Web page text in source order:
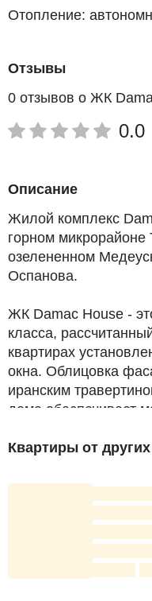
Отопление:
Отзывы
0 отзывов о ЖК
0.0
Описание
Жилой комплекс
горном
озелененном
Оспанова.
ЖК Damac House -
класса,
квартирах
окна. Облицовка
иранским
дома обеспечивает
территории с
видеонаблюдения.
Территория
Квартиры от